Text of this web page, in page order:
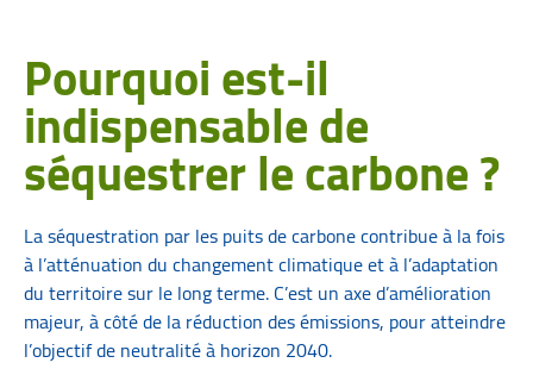
Pourquoi est-il
indispensable de
séquestrer le carbone ?
La séquestration par les puits de carbone contribue à la fois
à l’atténuation du changement climatique et à l’adaptation
du territoire sur le long terme. C’est un axe d’amélioration
majeur, à côté de la réduction des émissions, pour atteindre
l’objectif de neutralité à horizon 2040.